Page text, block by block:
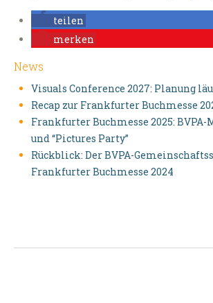
teilen
merken
News
Visuals Conference 2027: Planung
Recap zur Frankfurter Buchmesse
Frankfurter Buchmesse 2025:
und “Pictures Party”
Rückblick: Der BVPA-
Frankfurter Buchmesse 2024